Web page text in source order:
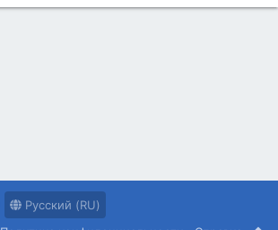
Русский (RU)